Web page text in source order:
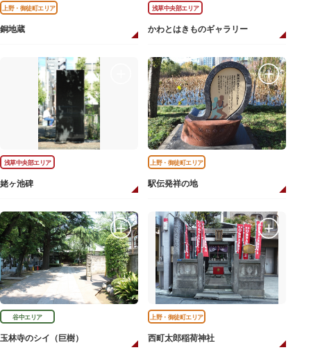
上野・御徒町エリア
銅地蔵
浅草中央部エリア
かわとはきものギャラリー
浅草中央部エリア
姥ヶ池碑
上野・御徒町エリア
駅伝発祥の地
谷中エリア
玉林寺のシイ（巨樹）
上野・御徒町エリア
西町太郎稲荷神社